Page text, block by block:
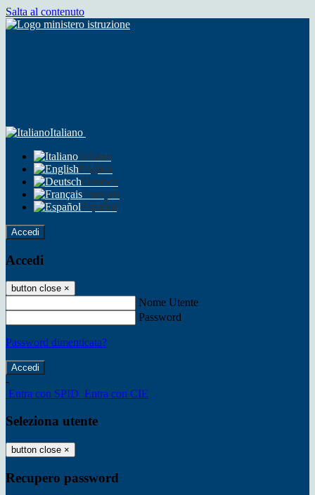
Salta al contenuto
Italiano
Italiano
English
Deutsch
Français
Español
Accedi
Accedi
button close ×
Nome Utente
Password
Password dimenticata?
-
Entra con SPID Entra con CIE
Seleziona utente
button close ×
Recupero password